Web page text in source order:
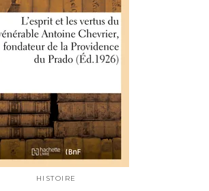
HISTOIRE